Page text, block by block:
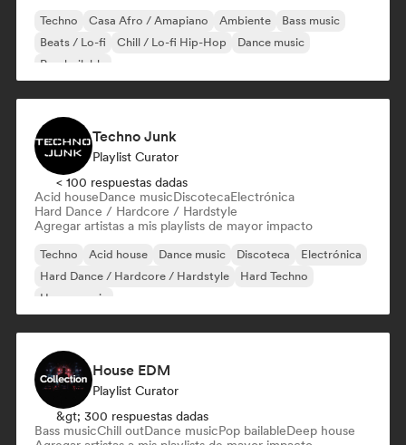
Techno Casa Afro / Amapiano Ambiente
Bass music
Beats / Lo-fi
Chill / Lo-fi Hip-Hop
Dance music
Pop bailable
Techno Junk
Playlist Curator
< 100 respuestas dadas
Acid houseDance musicDiscotecaElectrónica
Hard Dance / Hardcore / Hardstyle
Agregar artistas a mis playlists de mayor impacto
Techno Acid house Dance music Discoteca
Electrónica
Hard Dance / Hardcore / Hardstyle
Hard Techno
House music
House EDM
Playlist Curator
&gt; 300 respuestas dadas
Bass musicChill outDance musicPop bailableDeep house